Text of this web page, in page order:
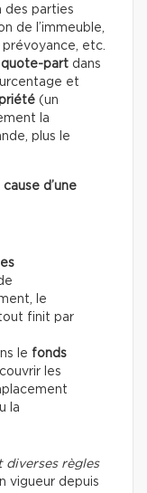
des parties
de l’immeuble,
prévoyance, etc.
quote-part dans
et
(un
la
plus le
d’une
le
finit par
le fonds
les
la
diverses règles
vigueur depuis